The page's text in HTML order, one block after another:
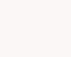
operações e
da Escola